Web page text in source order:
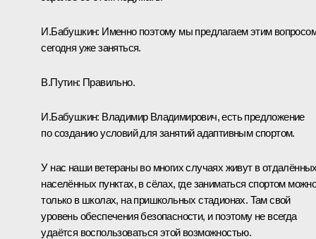
И.Бабушкин: Именно поэтому мы предлагаем этим
сегодня уже заняться.
В.Путин: Правильно.
И.Бабушкин: Владимир Владимирович, есть предложение
по созданию условий для занятий адаптивным спортом.
У нас наши ветераны во многих случаях живут в
населённых пунктах, в сёлах, где заниматься спортом
только в школах, на пришкольных стадионах. Там свой
уровень обеспечения безопасности, и поэтому не всегда
удаётся воспользоваться этой возможностью.